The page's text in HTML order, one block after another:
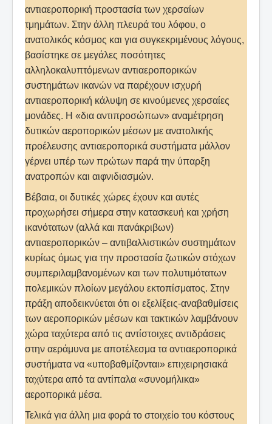
αντιαεροπορική προστασία των χερσαίων
τμημάτων. Στην άλλη πλευρά του λόφου, ο
ανατολικός κόσμος και για συγκεκριμένους λόγους,
βασίστηκε σε μεγάλες ποσότητες
αλληλοκαλυπτόμενων αντιαεροπορικών
συστημάτων ικανών να παρέχουν ισχυρή
αντιαεροπορική κάλυψη σε κινούμενες χερσαίες
μονάδες. Η «δια αντιπροσώπων» αναμέτρηση
δυτικών αεροπορικών μέσων με ανατολικής
προέλευσης αντιαεροπορικά συστήματα μάλλον
γέρνει υπέρ των πρώτων παρά την ύπαρξη
ανατροπών και αιφνιδιασμών.
Βέβαια, οι δυτικές χώρες έχουν και αυτές
προχωρήσει σήμερα στην κατασκευή και χρήση
ικανότατων (αλλά και πανάκριβων)
αντιαεροπορικών – αντιβαλλιστικών συστημάτων
κυρίως όμως για την προστασία ζωτικών στόχων
συμπεριλαμβανομένων και των πολυτιμότατων
πολεμικών πλοίων μεγάλου εκτοπίσματος. Στην
πράξη αποδεικνύεται ότι οι εξελίξεις-αναβαθμίσεις
των αεροπορικών μέσων και τακτικών λαμβάνουν
χώρα ταχύτερα από τις αντίστοιχες αντιδράσεις
στην αεράμυνα με αποτέλεσμα τα αντιαεροπορικά
συστήματα να «υποβαθμίζονται» επιχειρησιακά
ταχύτερα από τα αντίπαλα «συνομήλικα»
αεροπορικά μέσα.
Τελικά για άλλη μια φορά το στοιχείο του κόστους